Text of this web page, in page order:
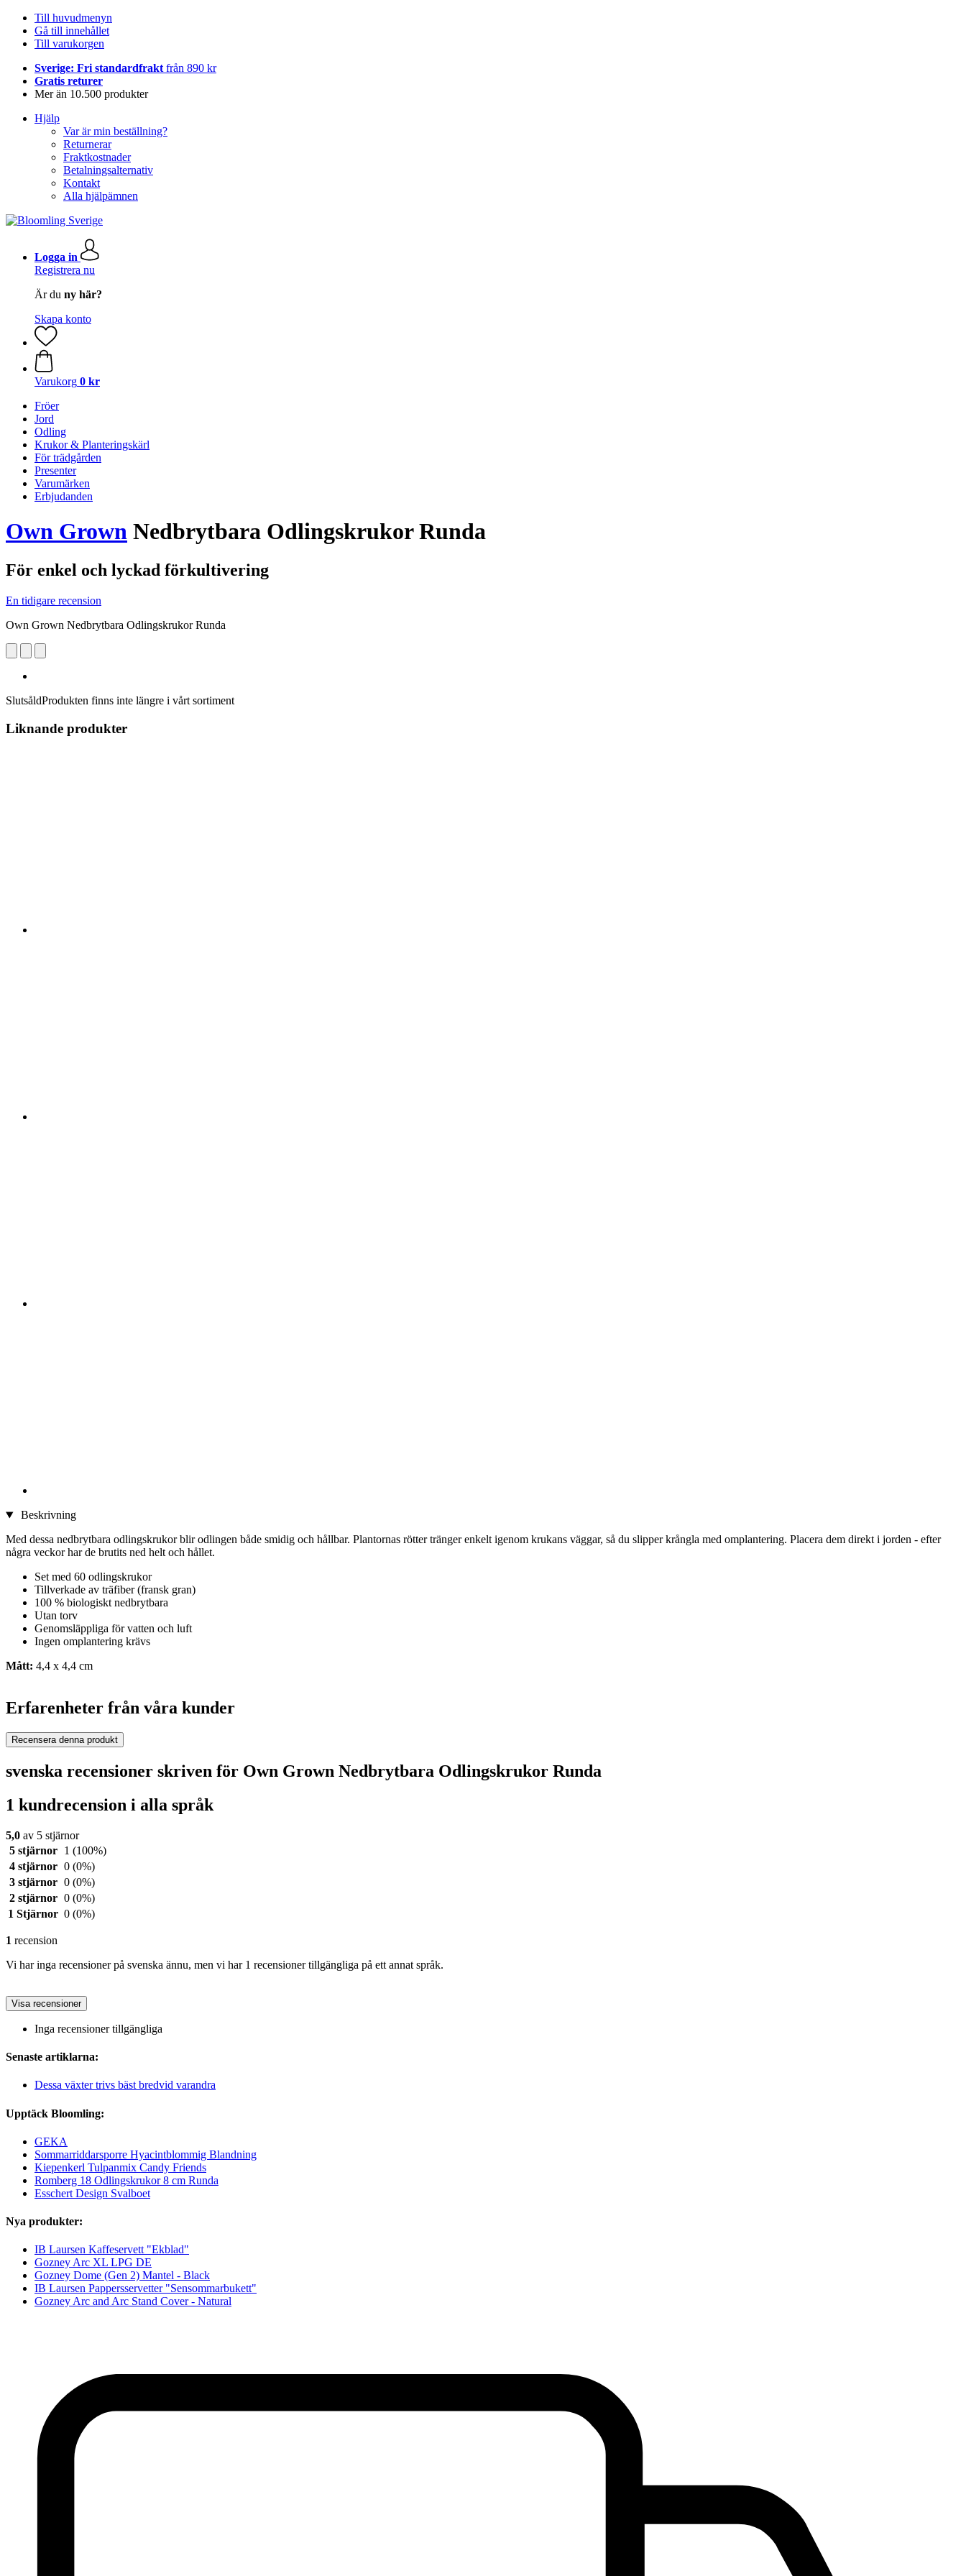
Till huvudmenyn
Gå till innehållet
Till varukorgen
Sverige: Fri standardfrakt från 890 kr
Gratis returer
Mer än 10.500 produkter
Hjälp
Var är min beställning?
Returnerar
Fraktkostnader
Betalningsalternativ
Kontakt
Alla hjälpämnen
Logga in
Registrera nu
Är du ny här?
Skapa konto
Varukorg 0 kr
Fröer
Jord
Odling
Krukor & Planteringskärl
För trädgården
Presenter
Varumärken
Erbjudanden
Own Grown Nedbrytbara Odlingskrukor Runda
För enkel och lyckad förkultivering
En tidigare recension
Own Grown Nedbrytbara Odlingskrukor Runda
SlutsåldProdukten finns inte längre i vårt sortiment
Liknande produkter
Beskrivning
Med dessa nedbrytbara odlingskrukor blir odlingen både smidig och hållbar. Plantornas rötter tränger enkelt igenom krukans väggar, så du slipper krångla med omplantering. Placera dem direkt i jorden - efter
några veckor har de brutits ned helt och hållet.
Set med 60 odlingskrukor
Tillverkade av träfiber (fransk gran)
100 % biologiskt nedbrytbara
Utan torv
Genomsläppliga för vatten och luft
Ingen omplantering krävs
Mått: 4,4 x 4,4 cm
Erfarenheter från våra kunder
Recensera denna produkt
svenska recensioner skriven för Own Grown Nedbrytbara Odlingskrukor Runda
1 kundrecension i alla språk
5,0 av 5 stjärnor
5 stjärnor
1 (100%)
4 stjärnor 0 (0%)
3 stjärnor 0 (0%)
2 stjärnor 0 (0%)
1 Stjärnor 0 (0%)
1 recension
Vi har inga recensioner på svenska ännu, men vi har 1 recensioner tillgängliga på ett annat språk.
Visa recensioner
Inga recensioner tillgängliga
Senaste artiklarna:
Dessa växter trivs bäst bredvid varandra
Upptäck Bloomling:
GEKA
Sommarriddarsporre Hyacintblommig Blandning
Kiepenkerl Tulpanmix Candy Friends
Romberg 18 Odlingskrukor 8 cm Runda
Esschert Design Svalboet
Nya produkter:
IB Laursen Kaffeservett "Ekblad"
Gozney Arc XL LPG DE
Gozney Dome (Gen 2) Mantel - Black
IB Laursen Pappersservetter "Sensommarbukett"
Gozney Arc and Arc Stand Cover - Natural